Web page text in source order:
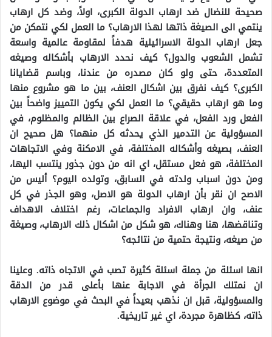
صحيحة للنضال ضد ارهاب الدولة الكبرى، اولاً، وضد كل ارهاب
ينتمي الى الصيغة ذاتها لهذا الارهاب؟ ما العمل لكي نتمكن من
جعل ارهاب الدولة الاسرائيلية هدفاً لمقاومة عالمية واسعة
تشمل الشعوب والدول؟ كيف نحدد الارهاب بأشكاله وصيغه
المتعددة، حتى ولو كان مصدره من عندنا، وباسم قضايانا
الكبرى؟ كيف نفرق بين اشكال العنف، بين ما هو مشروع منها
وما هو ارهاب حقيقي؟ ما العمل لكي يكون التمييز واضحاً بين
الفعل ورد الفعل، في علاقة الصراع بين الظالم والمظلوم، في
المسؤولية عن التدمير الذي يحدثه كل منهما؟ هل صحيح ان
العنف، بصيغه وأشكاله المختلفة، في الامكنة وفي الاتجاهات
المختلفة، هو فعل مستقل، اي انه من دون جذور ينتسب اليها،
ومن دون اسباب ولدته في السابق، وتولده اليوم؟ أليس من
الاصح ان نقر بأن ارهاب الدولة هو الاصل، وهو الجذر في كل
عنف، وان ارهاب الافراد والجماعات، رغم اختلاف الاهداف
وتناقضها، هنا وهناك، هو شكل من اشكال ذلك الارهاب، وصيغة
من صيغه، ونتيجة حتمية من نتائجه؟
انها اسئلة من جملة اسئلة كثيرة تصب في الاتجاه ذاته. وعلينا
ان نمتلك الجرأة في الاجابة عنها بأعلى قدر من الدقة
والمسؤولية، قبل ان نذهب بعيداً في البحث في موضوع الارهاب
ذاته، كظاهرة مجردة، اي غير تاريخية.